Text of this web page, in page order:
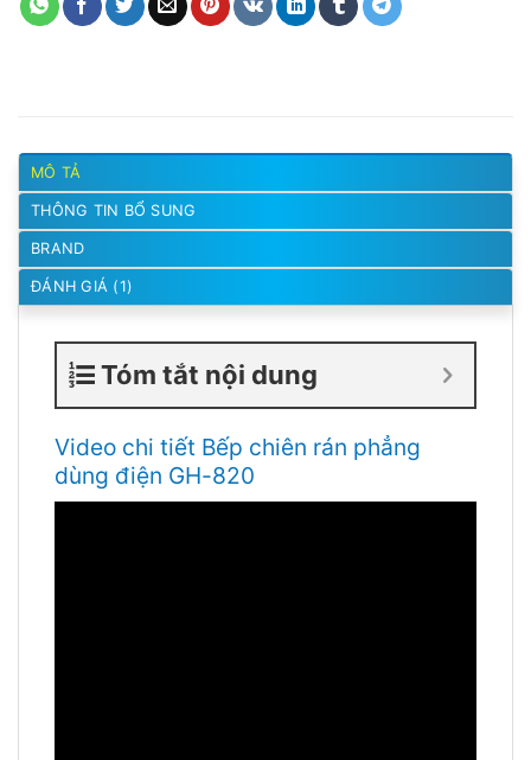
MÔ TẢ
THÔNG TIN BỔ SUNG
BRAND
ĐÁNH GIÁ (1)
Tóm tắt nội dung
Video chi tiết Bếp chiên rán phẳng
dùng điện GH-820